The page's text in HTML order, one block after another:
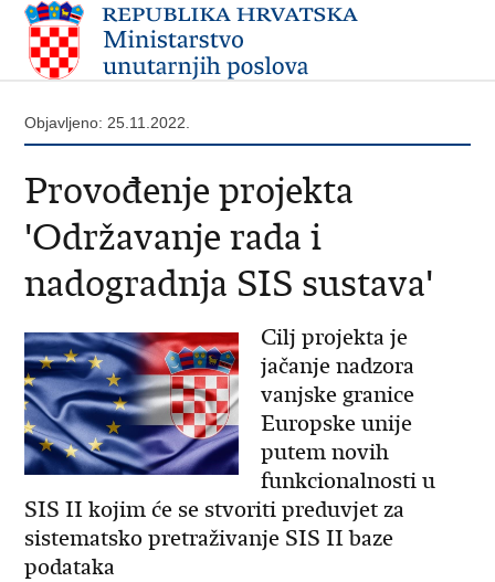
Objavljeno: 25.11.2022.
Provođenje projekta
'Održavanje rada i
nadogradnja SIS sustava'
Cilj projekta je
jačanje nadzora
vanjske granice
Europske unije
putem novih
funkcionalnosti u
SIS II kojim će se stvoriti preduvjet za
sistematsko pretraživanje SIS II baze
podataka